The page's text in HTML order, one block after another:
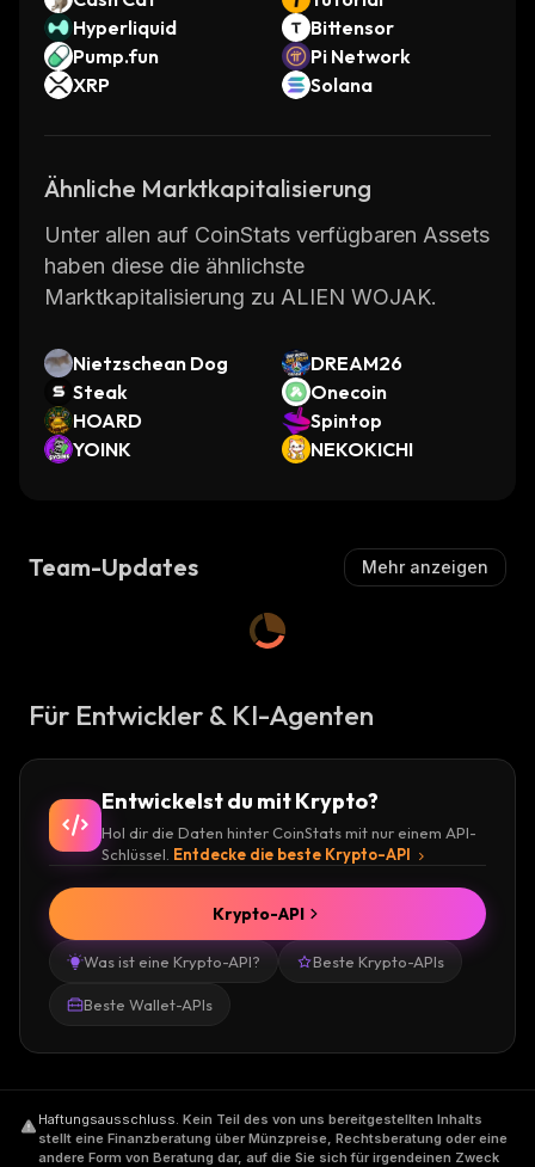
Hyperliquid
Bittensor
Pump.fun
Pi Network
XRP
Solana
Ähnliche Marktkapitalisierung
Unter allen auf CoinStats verfügbaren Assets
haben diese die ähnlichste
Marktkapitalisierung zu ALIEN WOJAK.
Nietzschean Dog
DREAM26
Steak
Onecoin
HOARD
Spintop
YOINK
NEKOKICHI
Team-Updates Mehr anzeigen
Für Entwickler & KI-Agenten
Entwickelst du mit Krypto?
Hol dir die Daten hinter CoinStats mit nur einem API-
Schlüssel. Entdecke die beste Krypto-API
Was ist eine Krypto-API? Beste Krypto-APIs
Beste Wallet-APIs
Krypto-API
Haftungsausschluss. Kein Teil des von uns bereitgestellten Inhalts
stellt eine Finanzberatung über Münzpreise, Rechtsberatung oder eine
andere Form von Beratung dar, auf die Sie sich für irgendeinen Zweck